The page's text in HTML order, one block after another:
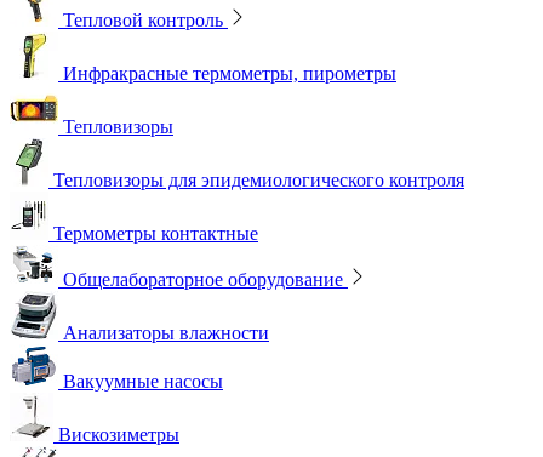
Тепловой контроль
Инфракрасные термометры, пирометры
Тепловизоры
Тепловизоры для эпидемиологического контроля
Термометры контактные
Общелабораторное оборудование
Анализаторы влажности
Вакуумные насосы
Вискозиметры